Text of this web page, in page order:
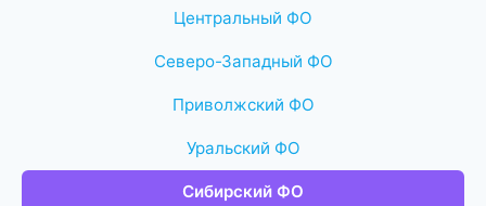
Центральный ФО
Северо-Западный ФО
Приволжский ФО
Уральский ФО
Сибирский ФО